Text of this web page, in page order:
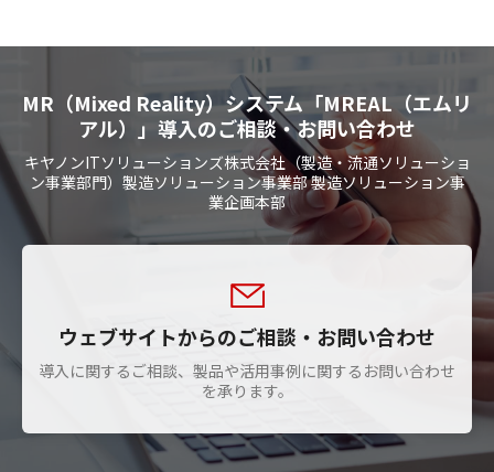
MR（Mixed Reality）システム「MREAL（エムリ
アル）」導入のご相談・お問い合わせ
キヤノンITソリューションズ株式会社（製造・流通ソリューショ
ン事業部門）製造ソリューション事業部 製造ソリューション事
業企画本部
ウェブサイトからのご相談・お問い合わせ
導入に関するご相談、製品や活用事例に関するお問い合わせ
を承ります。